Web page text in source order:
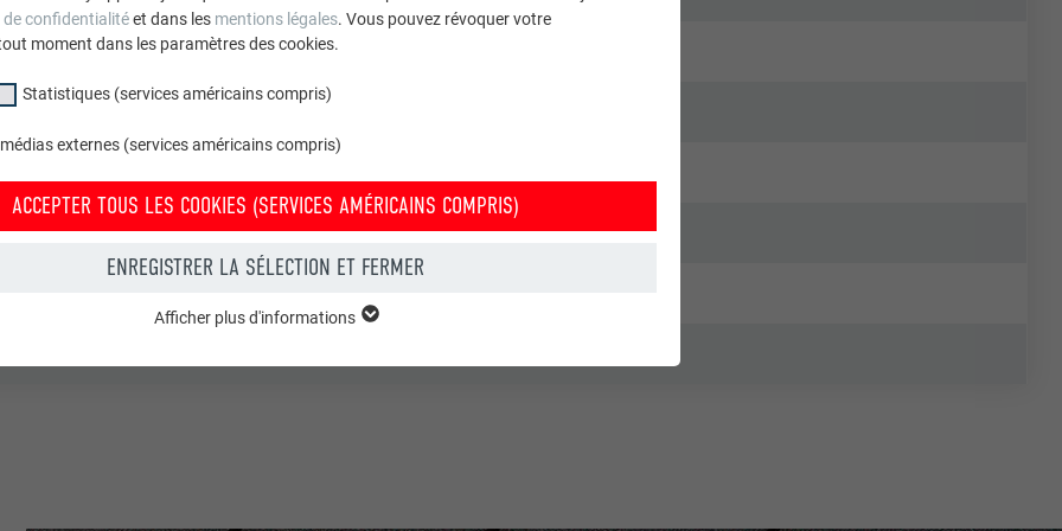
Architectes
Couverture
confidentialitéet dans les mentions légales. Vous pouvez révoquer votre
moment dans les paramètres des cookies.
Statistiques (services américains compris)
externes (services américains compris)
ACCEPTER TOUS LES COOKIES (SERVICES AMÉRICAINS COMPRIS)
ENREGISTRER LA SÉLECTION ET FERMER
Afficher plus d'informations